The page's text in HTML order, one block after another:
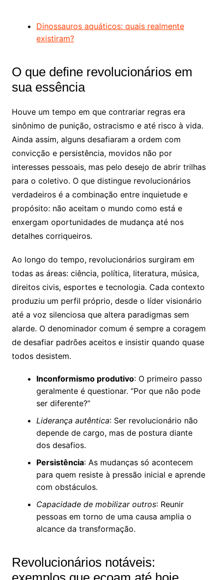
Dinossauros aquáticos: quais realmente
existiram?
O que define revolucionários em
sua essência
Houve um tempo em que contrariar regras era
sinônimo de punição, ostracismo e até risco à vida.
Ainda assim, alguns desafiaram a ordem com
convicção e persistência, movidos não por
interesses pessoais, mas pelo desejo de abrir trilhas
para o coletivo. O que distingue revolucionários
verdadeiros é a combinação entre inquietude e
propósito: não aceitam o mundo como está e
enxergam oportunidades de mudança até nos
detalhes corriqueiros.
Ao longo do tempo, revolucionários surgiram em
todas as áreas: ciência, política, literatura, música,
direitos civis, esportes e tecnologia. Cada contexto
produziu um perfil próprio, desde o líder visionário
até a voz silenciosa que altera paradigmas sem
alarde. O denominador comum é sempre a coragem
de desafiar padrões aceitos e insistir quando quase
todos desistem.
Inconformismo produtivo: O primeiro passo
geralmente é questionar. “Por que não pode
ser diferente?”
Liderança autêntica: Ser revolucionário não
depende de cargo, mas de postura diante
dos desafios.
Persistência: As mudanças só acontecem
para quem resiste à pressão inicial e aprende
com obstáculos.
Capacidade de mobilizar outros: Reunir
pessoas em torno de uma causa amplia o
alcance da transformação.
Revolucionários notáveis: